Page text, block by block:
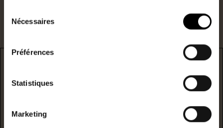
Nécessaires
Préférences
Statistiques
Marketing
* F/G : passoire énergetique
logement extrêmement performant